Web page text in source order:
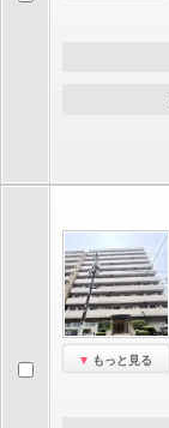
もっと見る